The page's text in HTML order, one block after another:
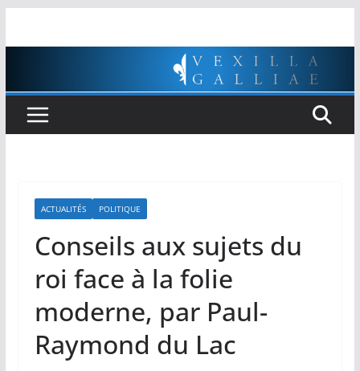
ACTUALITÉS POLITIQUE
Conseils aux sujets du
roi face à la folie
moderne, par Paul-
Raymond du Lac